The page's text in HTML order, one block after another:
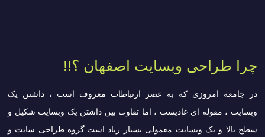
چرا طراحی وبسایت اصفهان ؟!!
در جامعه امروزی که به عصر ارتباطات معروف است ، داشتن یک
وبسایت ، مقوله ای عادیست ، اما تفاوت بین داشتن یک وبسایت شکیل و
سطح بالا و یک وبسایت معمولی بسیار زیاد است.گروه طراحی سایت و